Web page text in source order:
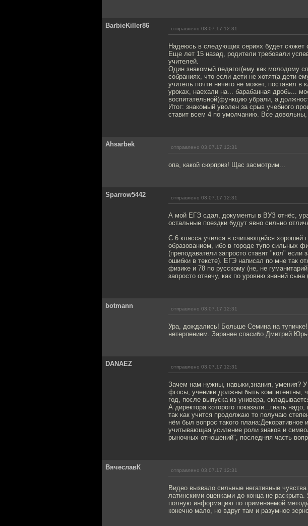
BarbieKiller86 отправлено 03.07.17 12:31
Надеюсь в следующих сериях будет сюжет
Еще лет 15 назад, родители требовали
учителей.
Один знакомый педагог(ему как молодому
собраниях, что если дети не хотят(а дети
учитель почти ничего не может, поставил
уроках, наехали на... барабанная дробь...
воспитательной(функцию убрали, а
Итог: знакомый уволен за срыв учебного
ставит всем 4 по умолчанию. Все довольны,
Ahsarbek отправлено 03.07.17 12:31
опа, какой сюрприз! Щас засмотрим...
Sparrow5442 отправлено 03.07.17 12:31
А мой ЕГЭ сдал, документы в ВУЗ отнёс,
остальные поездки будут явно сильно
С 6 класса учился в считающейся хорошей
образованием, ибо в городе тупо сильных
(преподаватели запросто ставят "кол"
ошибки в тексте). ЕГЭ написал по мне так
физике и 78 по русскому (не, не
запросто отвечу, как по уровню знаний
botmann отправлено 03.07.17 12:31
Ура, дождались! Больше Семина на
нетерпением. Заранее спасибо Дмитрий
DANAEZ отправлено 03.07.17 12:31
Зачем нам нужны, навыки,знания, умения?
фгосы, ученики должны быть компетентны,
год, после выпуска из универа,
А директора которого показали...гнать
так как учится продолжаю то получаю
нём был вопрос такого плана:Декоративное
учитывающая усиление роли знаков и
рыночных отношений", последняя часть
ВячеславК отправлено 03.07.17 12:31
Видео вызвало сильные негативные
латинскими оценками до конца не
полную информацию по применяемой
конечно мало, но вдруг там и разумное